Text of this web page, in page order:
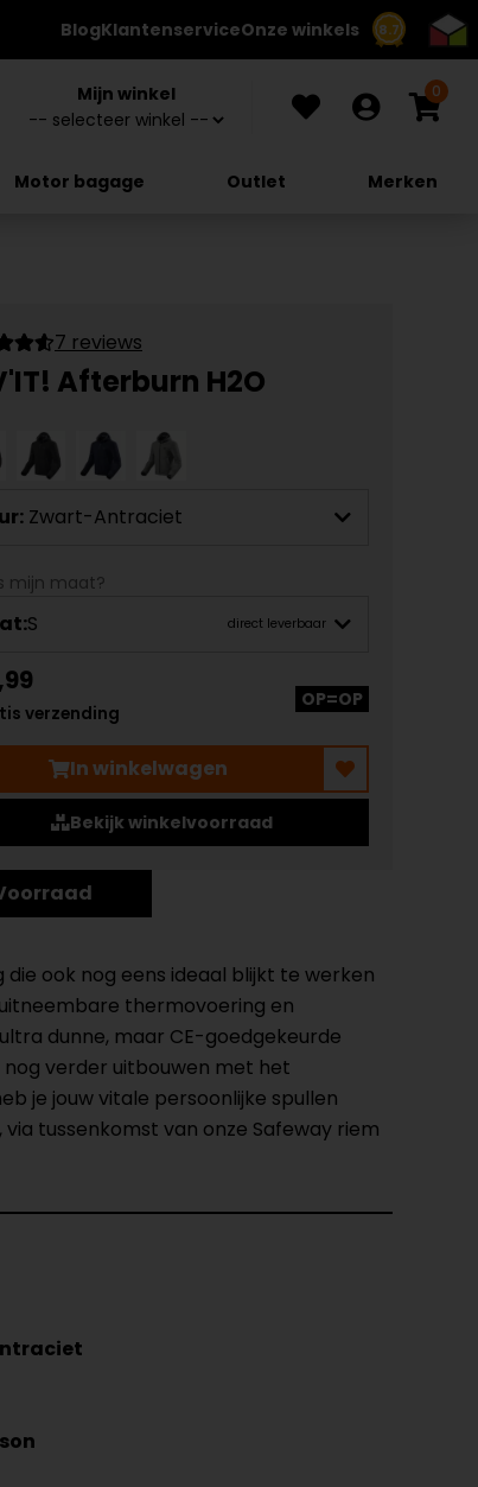
8.7
BlogKlantenserviceOnze winkels
Mijn winkel 0
Motor bagage Outlet Merken
7 reviews
Afterburn H2O
Zwart-Antraciet
mijn maat?
S direct leverbaar
verzending
OP=OP
In winkelwagen
Bekijk winkelvoorraad
ook nog eens ideaal blijkt te werken
thermovoering en
dunne, maar CE-goedgekeurde
nog verder uitbouwen met het
je jouw vitale persoonlijke spullen
tussenkomst van onze Safeway riem